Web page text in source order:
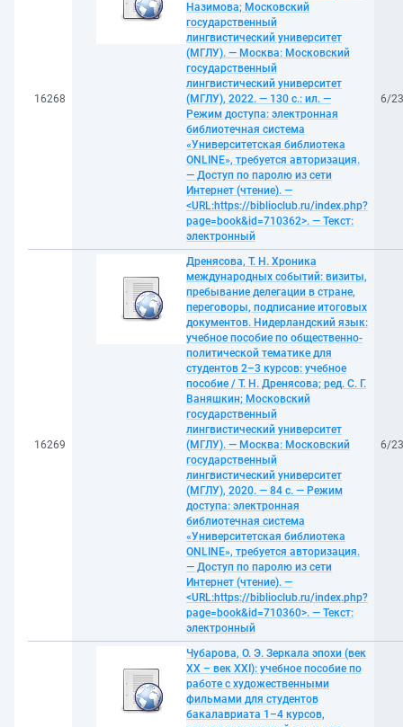
16268
Назимова; Московский
государственный
лингвистический университет
(МГЛУ). — Москва: Московский
государственный
лингвистический университет
(МГЛУ), 2022. — 130 с.: ил. —
Режим доступа: электронная
библиотечная система
«Университетская библиотека
ONLINE», требуется авторизация.
— Доступ по паролю из сети
Интернет (чтение). —
<URL:https://biblioclub.ru/index.php?
page=book&id=710362>. — Текст:
электронный
6/
16269
Дренясова, Т. Н. Хроника
международных событий: визиты,
пребывание делегации в стране,
переговоры, подписание итоговых
документов. Нидерландский язык:
учебное пособие по общественно-
политической тематике для
студентов 2–3 курсов: учебное
пособие / Т. Н. Дренясова; ред. С. Г.
Ваняшкин; Московский
государственный
лингвистический университет
(МГЛУ). — Москва: Московский
государственный
лингвистический университет
(МГЛУ), 2020. — 84 с. — Режим
доступа: электронная
библиотечная система
«Университетская библиотека
ONLINE», требуется авторизация.
— Доступ по паролю из сети
Интернет (чтение). —
<URL:https://biblioclub.ru/index.php?
page=book&id=710360>. — Текст:
электронный
6/
Чубарова, О. Э. Зеркала эпохи (век
XX – век XXІ): учебное пособие по
работе с художественными
фильмами для студентов
бакалавриата 1–4 курсов,